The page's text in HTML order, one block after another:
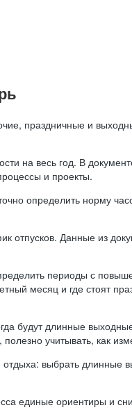
праздничные и
на весь год. В
и проекты.
определить норму
отпусков. Данные из
периоды с
месяц и где
будут длинные
учитывать, как
выбрать
единые ориентиры и